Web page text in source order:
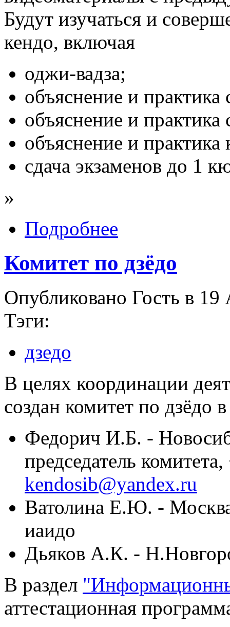
Будут изучаться и
кендо, включая
оджи-вадза;
объяснение и практика
объяснение и практика
объяснение и практика
сдача экзаменов до 1
»
Подробнее
Комитет по дзёдо
Опубликовано Гость в
Тэги:
дзедо
В целях координации
создан комитет по дзёдо
Федорич И.Б. -
председатель
kendosib@yandex.ru
Ватолина Е.Ю. -
иаидо
Дьяков А.К. -
В раздел
аттестационная